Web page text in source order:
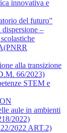
innovativa e
del futuro"
–
alla transizione
66/2023)
STEM e
aule in ambienti
2022)
2022 ART.2)